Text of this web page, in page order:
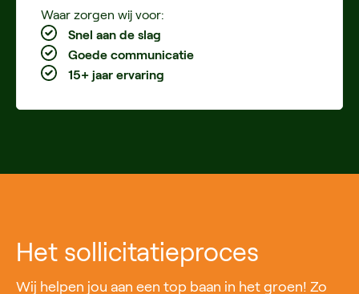
Waar zorgen wij voor:
Snel aan de slag
Goede communicatie
15+ jaar ervaring
Het sollicitatieproces
Wij helpen jou aan een top baan in het groen! Zo